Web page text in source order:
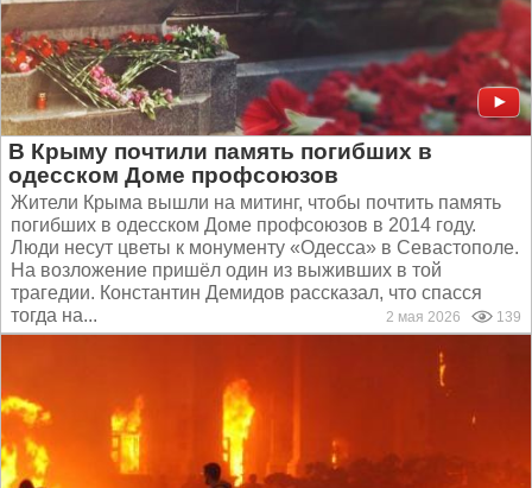
В Крыму почтили память погибших в
одесском Доме профсоюзов
Жители Крыма вышли на митинг, чтобы почтить память
погибших в одесском Доме профсоюзов в 2014 году.
Люди несут цветы к монументу «Одесса» в Cевастополе.
На возложение пришёл один из выживших в той
трагедии. Константин Демидов рассказал, что спасся
тогда на...
2 мая 2026 139